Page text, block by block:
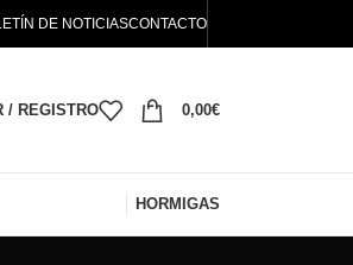
DE NOTICIASCONTACTO
/ REGISTRO 0,00€
HORMIGAS